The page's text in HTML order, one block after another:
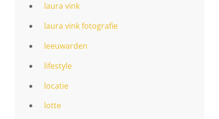
laura vink
laura vink fotografie
leeuwarden
lifestyle
locatie
lotte